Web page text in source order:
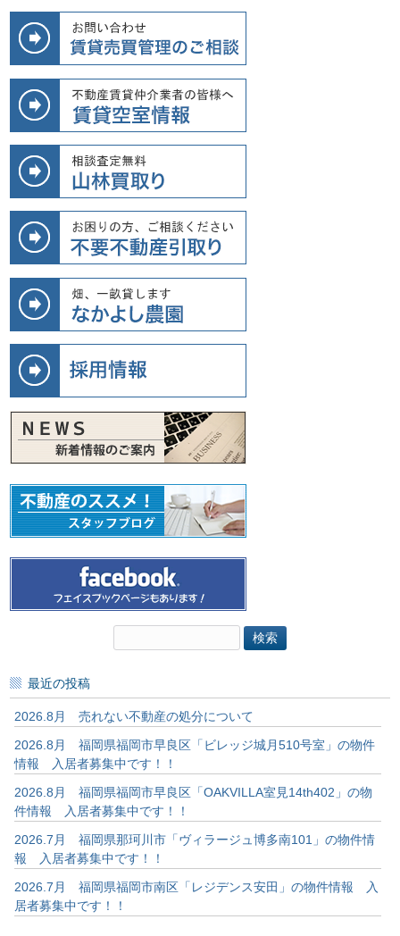
最近の投稿
2026.8月 売れない不動産の処分について
2026.8月 福岡県福岡市早良区「ビレッジ城月510号室」の物件
情報 入居者募集中です！！
2026.8月 福岡県福岡市早良区「OAKVILLA室見14th402」の物
件情報 入居者募集中です！！
2026.7月 福岡県那珂川市「ヴィラージュ博多南101」の物件情
報 入居者募集中です！！
2026.7月 福岡県福岡市南区「レジデンス安田」の物件情報 入
居者募集中です！！